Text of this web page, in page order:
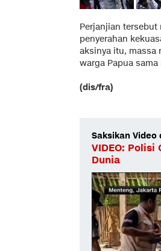
Perjanjian
penyerahan
aksinya itu, massa
warga Papua sama
(dis/fra)
Saksikan Video
VIDEO: Polisi
Dunia